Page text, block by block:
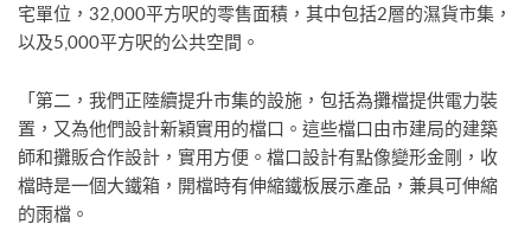
宅單位，32,000平方呎的零售面積，其中包括2層的濕貨市集，
以及5,000平方呎的公共空間。
「第二，我們正陸續提升市集的設施，包括為攤檔提供電力裝
置，又為他們設計新穎實用的檔口。這些檔口由市建局的建築
師和攤販合作設計，實用方便。檔口設計有點像變形金剛，收
檔時是一個大鐵箱，開檔時有伸縮鐵板展示產品，兼具可伸縮
的雨檔。